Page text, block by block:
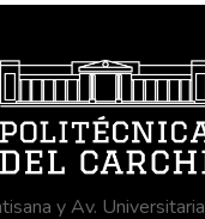
y Av. Universitaria